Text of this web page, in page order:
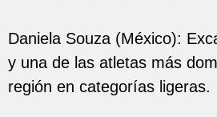
Daniela Souza (México):
y una de las atletas más
región en categorías ligeras.